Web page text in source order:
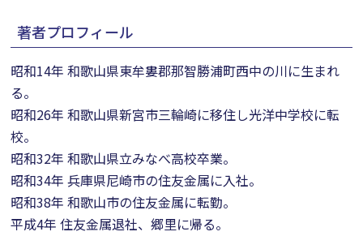
著者プロフィール
昭和14年 和歌山県東牟婁郡那智勝浦町西中の川に生まれ
る。
昭和26年 和歌山県新宮市三輪崎に移住し光洋中学校に転
校。
昭和32年 和歌山県立みなべ高校卒業。
昭和34年 兵庫県尼崎市の住友金属に入社。
昭和38年 和歌山市の住友金属に転勤。
平成4年 住友金属退社、郷里に帰る。